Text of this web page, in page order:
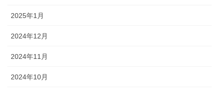
2025年1月
2024年12月
2024年11月
2024年10月